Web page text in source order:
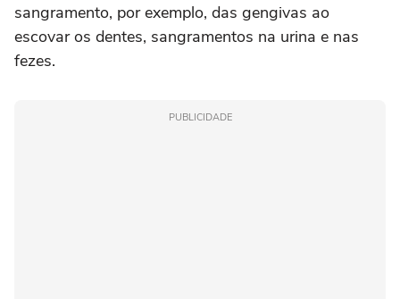
sangramento, por exemplo, das gengivas ao
escovar os dentes, sangramentos na urina e nas
fezes.
PUBLICIDADE